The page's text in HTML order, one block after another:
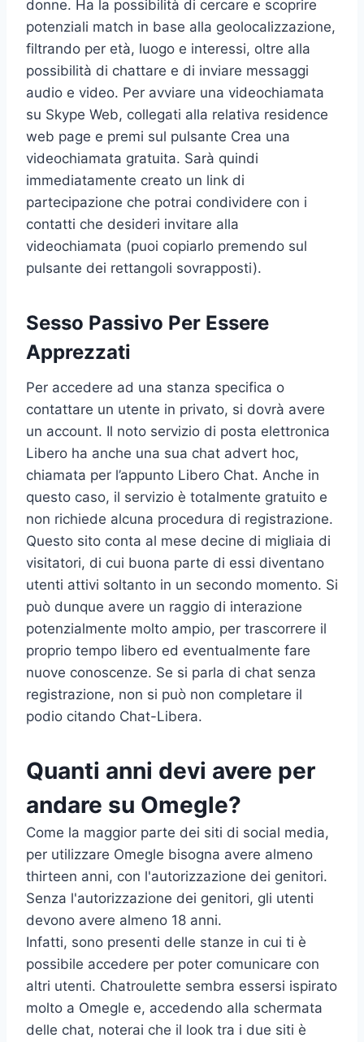
donne. Ha la possibilità di cercare e scoprire
potenziali match in base alla geolocalizzazione,
filtrando per età, luogo e interessi, oltre alla
possibilità di chattare e di inviare messaggi
audio e video. Per avviare una videochiamata
su Skype Web, collegati alla relativa residence
web page e premi sul pulsante Crea una
videochiamata gratuita. Sarà quindi
immediatamente creato un link di
partecipazione che potrai condividere con i
contatti che desideri invitare alla
videochiamata (puoi copiarlo premendo sul
pulsante dei rettangoli sovrapposti).
Sesso Passivo Per Essere
Apprezzati
Per accedere ad una stanza specifica o
contattare un utente in privato, si dovrà avere
un account. Il noto servizio di posta elettronica
Libero ha anche una sua chat advert hoc,
chiamata per l’appunto Libero Chat. Anche in
questo caso, il servizio è totalmente gratuito e
non richiede alcuna procedura di registrazione.
Questo sito conta al mese decine di migliaia di
visitatori, di cui buona parte di essi diventano
utenti attivi soltanto in un secondo momento. Si
può dunque avere un raggio di interazione
potenzialmente molto ampio, per trascorrere il
proprio tempo libero ed eventualmente fare
nuove conoscenze. Se si parla di chat senza
registrazione, non si può non completare il
podio citando Chat-Libera.
Quanti anni devi avere per
andare su Omegle?
Come la maggior parte dei siti di social media,
per utilizzare Omegle bisogna avere almeno
thirteen anni, con l'autorizzazione dei genitori.
Senza l'autorizzazione dei genitori, gli utenti
devono avere almeno 18 anni.
Infatti, sono presenti delle stanze in cui ti è
possibile accedere per poter comunicare con
altri utenti. Chatroulette sembra essersi ispirato
molto a Omegle e, accedendo alla schermata
delle chat, noterai che il look tra i due siti è